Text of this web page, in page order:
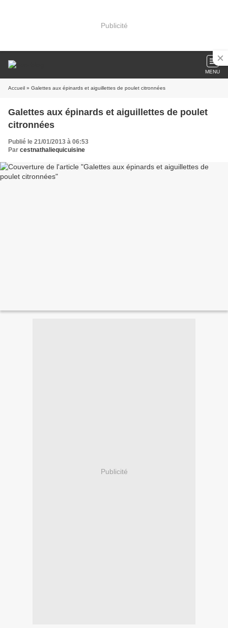
Publicité
MENU
Accueil » Galettes aux épinards et aiguillettes de poulet citronnées
Galettes aux épinards et aiguillettes de poulet
citronnées
Publié le 21/01/2013 à 06:53
Par cestnathaliequicuisine
Publicité